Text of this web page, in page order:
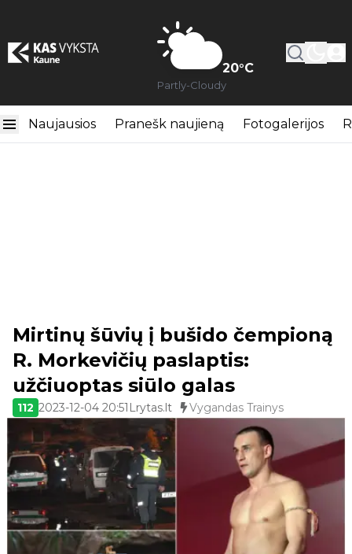
20°C
Partly-Cloudy
Naujausios Pranešk naujieną Fotogalerijos
Mirtinų šūvių į bušido čempioną
R. Morkevičių paslaptis:
užčiuoptas siūlo galas
112 2023-12-04 20:51 Lrytas.lt Vygandas Trainys